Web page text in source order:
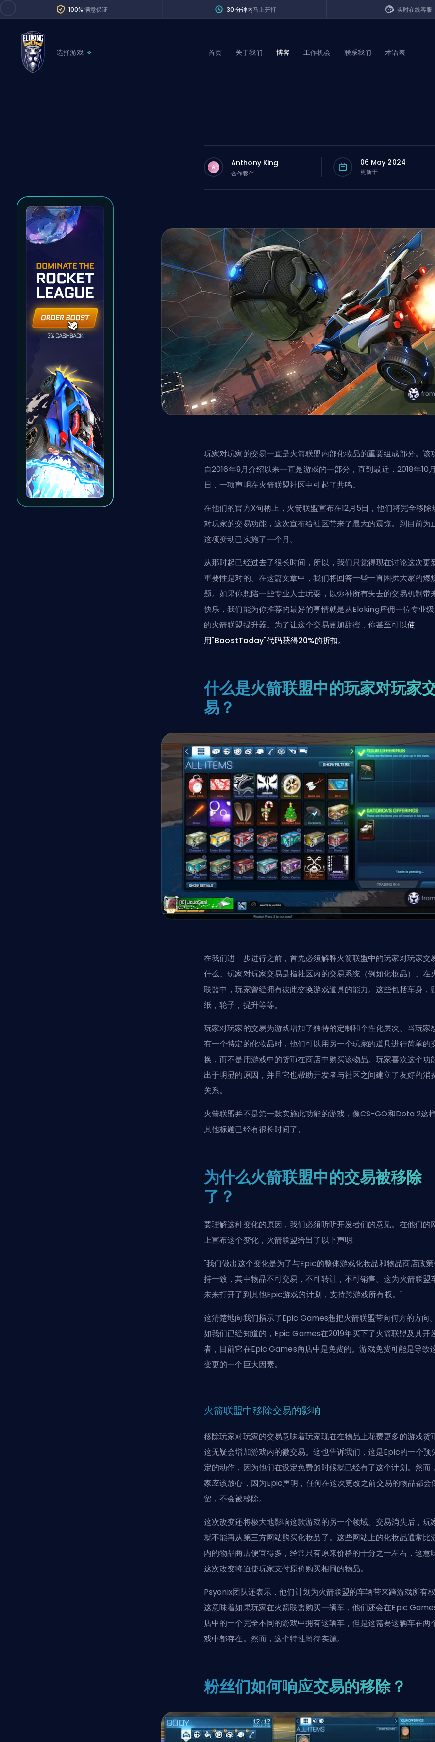
100% 满意保证 30 分钟内马上开打 实时在线客服
选择游戏
Path of Exile 2
首页 关于我们 博客 工作机会 联系我们 术语表
A Anthony King
合作夥伴
06 May 2024
更新于
玩家对玩家的交易一直是火箭联盟内部化妆品的重要组成部分。该
自2016年9月介绍以来一直是游戏的一部分，直到最近，2018年10
日，一项声明在火箭联盟社区中引起了共鸣。
在他们的官方X句柄上，火箭联盟宣布在12月5日，他们将完全移除
对玩家的交易功能，这次宣布给社区带来了最大的震惊。到目前为
这项变动已实施了一个月。
从那时起已经过去了很长时间，所以，我们只觉得现在讨论这次更
重要性是对的。在这篇文章中，我们将回答一些一直困扰大家的燃
题。如果你想陪一些专业人士玩耍，以弥补所有失去的交易机制带
快乐，我们能为你推荐的最好的事情就是从Eloking雇佣一位专业
的火箭联盟提升器。为了让这个交易更加甜蜜，你甚至可以使
用"BoostToday"代码获得20%的折扣。
什么是火箭联盟中的玩家对玩家
易？
在我们进一步进行之前，首先必须解释火箭联盟中的玩家对玩家交
什么。玩家对玩家交易是指社区内的交易系统（例如化妆品）。在
联盟中，玩家曾经拥有彼此交换游戏道具的能力。这些包括车身，
纸，轮子，提升等等。
玩家对玩家的交易为游戏增加了独特的定制和个性化层次。当玩家
有一个特定的化妆品时，他们可以用另一个玩家的道具进行简单的
换，而不是用游戏中的货币在商店中购买该物品。玩家喜欢这个功
出于明显的原因，并且它也帮助开发者与社区之间建立了友好的消
关系。
火箭联盟并不是第一款实施此功能的游戏，像CS-GO和Dota 2这
其他标题已经有很长时间了。
为什么火箭联盟中的交易被移除
了？
要理解这种变化的原因，我们必须听听开发者们的意见。在他们的
上宣布这个变化，火箭联盟给出了以下声明:
"我们做出这个变化是为了与Epic的整体游戏化妆品和物品商店政
持一致，其中物品不可交易，不可转让，不可销售。这为火箭联盟
未来打开了到其他Epic游戏的计划，支持跨游戏所有权。"
这清楚地向我们指示了Epic Games想把火箭联盟带向何方的方向
如我们已经知道的，Epic Games在2019年买下了火箭联盟及其开
者，目前它在Epic Games商店中是免费的。游戏免费可能是导致
变更的一个巨大因素。
火箭联盟中移除交易的影响
移除玩家对玩家的交易意味着玩家现在在物品上花费更多的游戏货
这无疑会增加游戏内的微交易。这也告诉我们，这是Epic的一个预
定的动作，因为他们在设定免费的时候就已经有了这个计划。然而
家应该放心，因为Epic声明，任何在这次更改之前交易的物品都会
留，不会被移除。
这次改变还将极大地影响这款游戏的另一个领域。交易消失后，玩
就不能再从第三方网站购买化妆品了。这些网站上的化妆品通常比
内的物品商店便宜得多，经常只有原来价格的十分之一左右，这意
这次改变将迫使玩家支付原价购买相同的物品。
Psyonix团队还表示，他们计划为火箭联盟的车辆带来跨游戏所有
这意味着如果玩家在火箭联盟购买一辆车，他们还会在Epic
店中的一个完全不同的游戏中拥有这辆车，但是这需要这辆车在两
戏中都存在。然而，这个特性尚待实施。
粉丝们如何响应交易的移除？